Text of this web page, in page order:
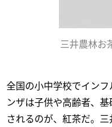
三井農林お
全国の小中学校でイン
ンザは子供や高齢者、
されるのが、紅茶だ。